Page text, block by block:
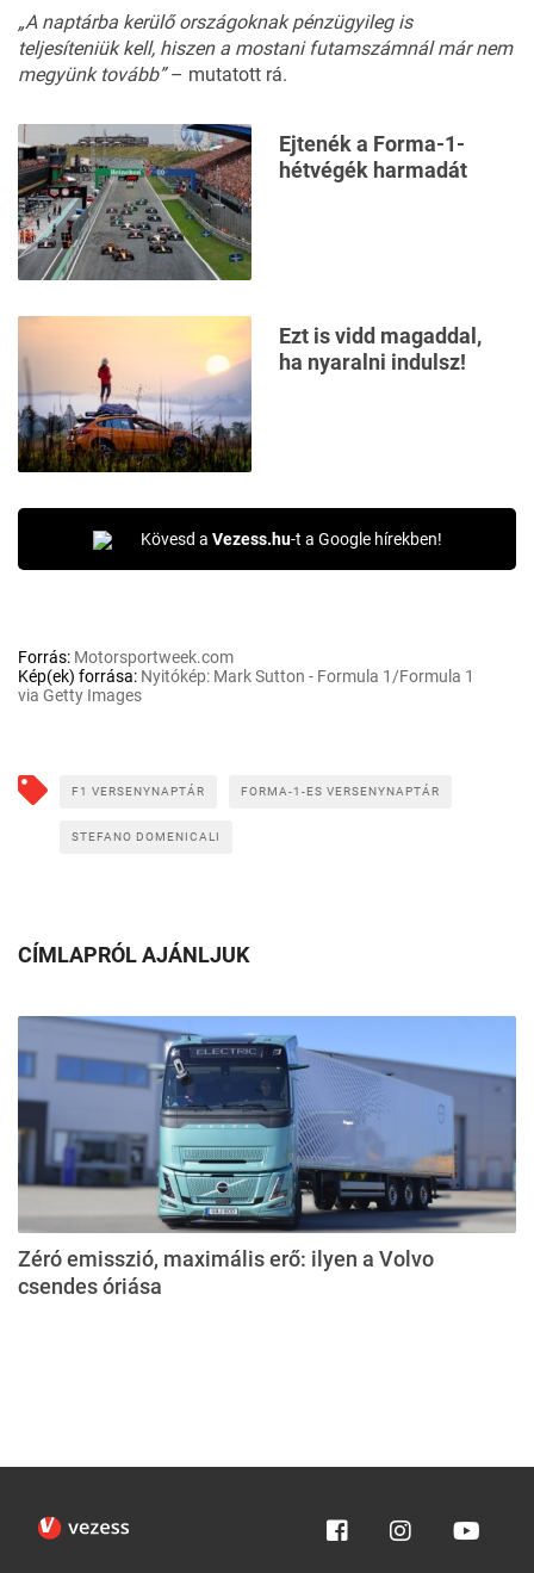
„A naptárba kerülő országoknak pénzügyileg is
teljesíteniük kell, hiszen a mostani futamszámnál már nem
megyünk tovább”– mutatott rá.
Ejtenék a Forma-1-
hétvégék harmadát
Ezt is vidd magaddal,
ha nyaralni indulsz!
Kövesd a Vezess.hu-t a Google hírekben!
Forrás: Motorsportweek.com
Kép(ek) forrása: Nyitókép: Mark Sutton - Formula 1/Formula 1
via Getty Images
F1 VERSENYNAPTÁR FORMA-1-ES VERSENYNAPTÁR
STEFANO DOMENICALI
CÍMLAPRÓL AJÁNLJUK
Zéró emisszió, maximális erő: ilyen a Volvo
csendes óriása